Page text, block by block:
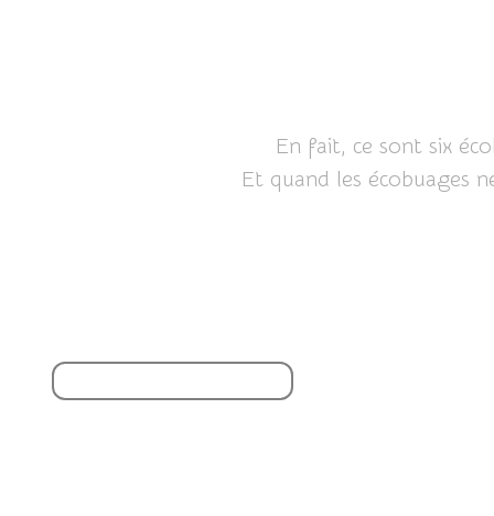
En fait, ce sont six
Et quand les écobuages